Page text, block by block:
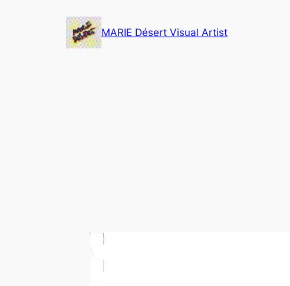
MARIE Désert Visual Artist